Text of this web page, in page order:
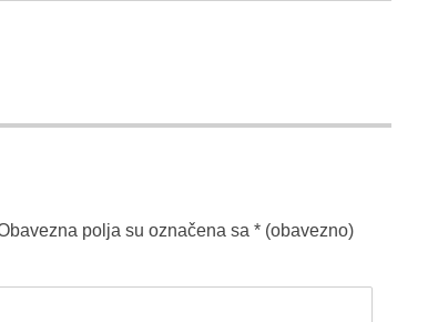
polja su označena sa * (obavezno)